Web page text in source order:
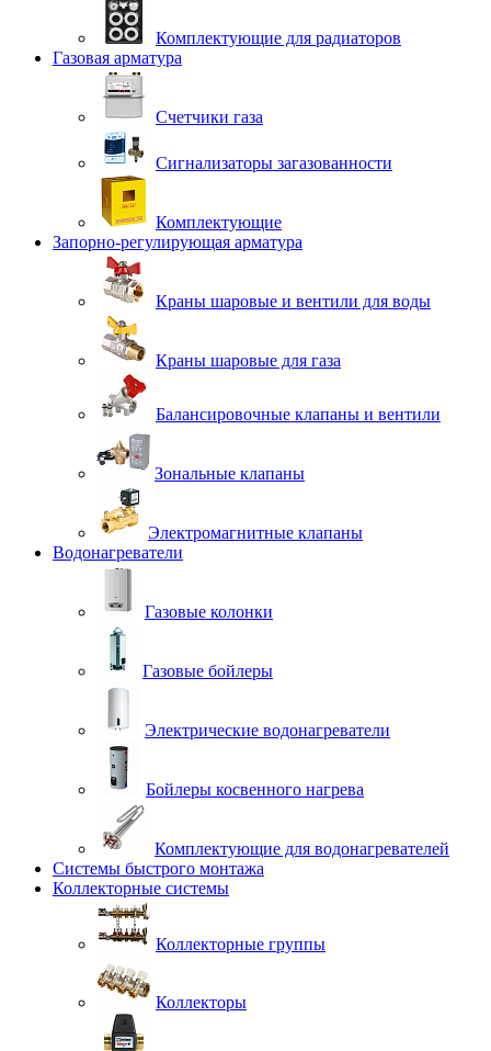
Комплектующие для радиаторов
Газовая арматура
Счетчики газа
Сигнализаторы загазованности
Комплектующие
Запорно-регулирующая арматура
Краны шаровые и вентили для воды
Краны шаровые для газа
Балансировочные клапаны и вентили
Зональные клапаны
Электромагнитные клапаны
Водонагреватели
Газовые колонки
Газовые бойлеры
Электрические водонагреватели
Бойлеры косвенного нагрева
Комплектующие для водонагревателей
Системы быстрого монтажа
Коллекторные системы
Коллекторные группы
Коллекторы